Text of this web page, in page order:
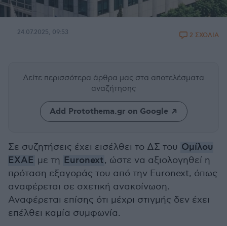
24.07.2025, 09:53 2 ΣΧΟΛΙΑ
Δείτε περισσότερα άρθρα μας στα αποτελέσματα
αναζήτησης
Add Protothema.gr on Google
Σε συζητήσεις έχει εισέλθει το ΔΣ του Ομίλου
ΕΧΑΕ με τη Euronext, ώστε να αξιολογηθεί η
πρόταση εξαγοράς του από την Euronext, όπως
αναφέρεται σε σχετική ανακοίνωση.
Αναφέρεται επίσης ότι μέχρι στιγμής δεν έχει
επέλθει καμία συμφωνία.